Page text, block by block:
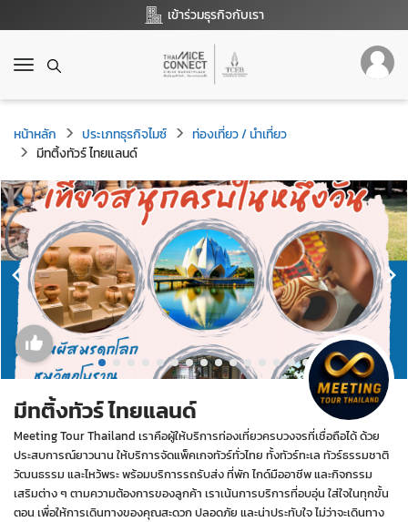
เข้าร่วมธุรกิจกับเรา
T
g
g
l
e
n
a
i
g
a
o
n
หน้าหลัก ประเภทธุรกิจไมซ์
ท่องเที่ยว / นำเที่ยว
มีทติ้งทัวร์ ไทยแลนด์
มีทติ้งทัวร์ ไทยแลนด์
Meeting Tour Thailand เราคือผู้ให้บริการท่องเที่ยวครบวงจรที่เชื่อถือได้ ด้วย
ประสบการณ์ยาวนาน ให้บริการจัดแพ็คเกจทัวร์ทั่วไทย ทั้งทัวร์ทะเล ทัวร์ธรรมชาติ
วัฒนธรรม และไหว้พระ พร้อมบริการรถรับส่ง ที่พัก ไกด์มืออาชีพ และกิจกรรม
เสริมต่าง ๆ ตามความต้องการของลูกค้า เราเน้นการบริการที่อบอุ่น ใส่ใจในทุกขั้น
ตอน เพื่อให้การเดินทางของคุณสะดวก ปลอดภัย และน่าประทับใจ ไม่ว่าจะเดินทาง